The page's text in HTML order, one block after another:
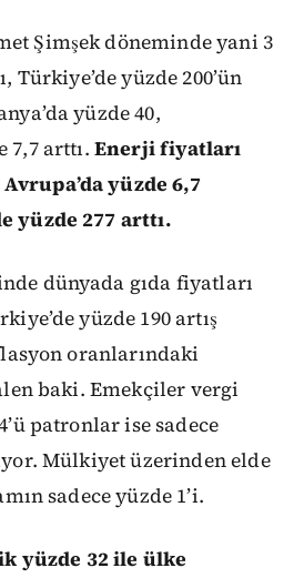
Şimşek döneminde yani 3
Türkiye’de yüzde 200’ün
yüzde 40,
7,7 arttı. Enerji fiyatları
yüzde 6,7
yüzde 277 arttı.
dünyada gıda fiyatları
yüzde 190 artış
oranlarındaki
baki. Emekçiler vergi
patronlar ise sadece
Mülkiyet üzerinden elde
sadece yüzde 1’i.
yüzde 32 ile ülke